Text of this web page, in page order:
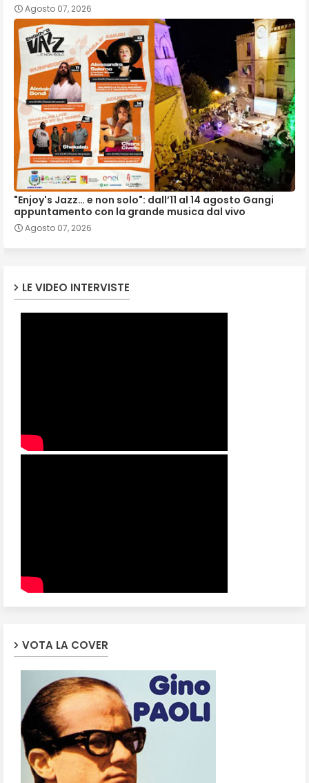
Agosto 07, 2026
"Enjoy's Jazz… e non solo": dall’11 al 14 agosto Gangi
appuntamento con la grande musica dal vivo
Agosto 07, 2026
LE VIDEO INTERVISTE
VOTA LA COVER